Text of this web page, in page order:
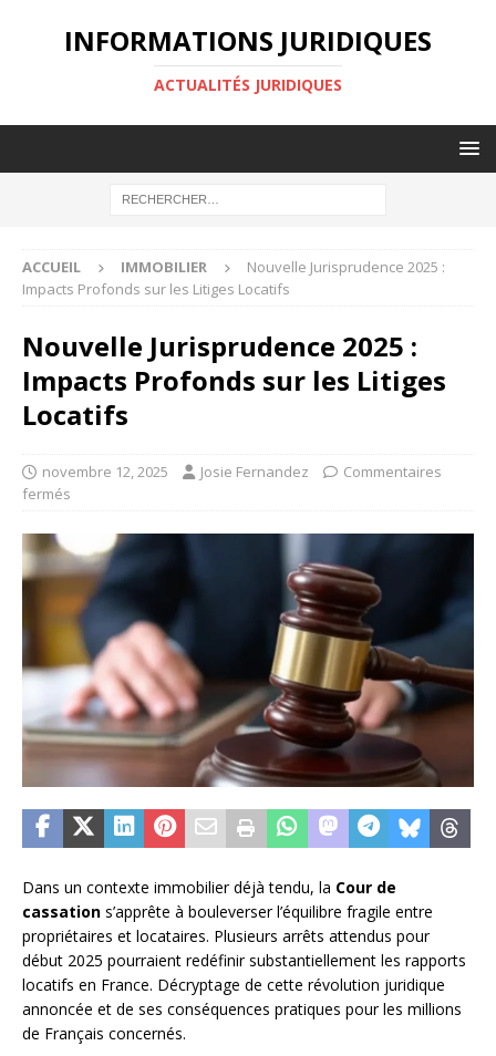
INFORMATIONS JURIDIQUES
ACTUALITÉS JURIDIQUES
ACCUEIL IMMOBILIER
Nouvelle Jurisprudence 2025 :
Impacts Profonds sur les Litiges Locatifs
Nouvelle Jurisprudence 2025 :
Impacts Profonds sur les Litiges
Locatifs
novembre 12, 2025 Josie Fernandez
Commentaires
fermés
Dans un contexte immobilier déjà tendu, la Cour de
cassation s’apprête à bouleverser l’équilibre fragile entre
propriétaires et locataires. Plusieurs arrêts attendus pour
début 2025 pourraient redéfinir substantiellement les rapports
locatifs en France. Décryptage de cette révolution juridique
annoncée et de ses conséquences pratiques pour les millions
de Français concernés.